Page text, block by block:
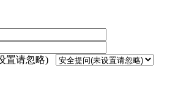
置请忽略)